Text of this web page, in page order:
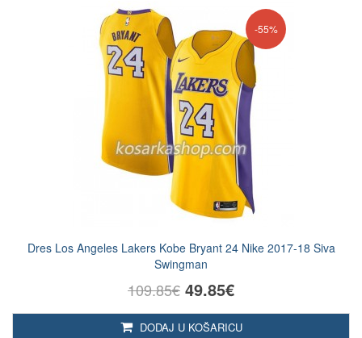
-55%
Dres Los Angeles Lakers Kobe Bryant 24 Nike 2017-18 Siva
Swingman
109.85€ 49.85€
DODAJ U KOŠARICU